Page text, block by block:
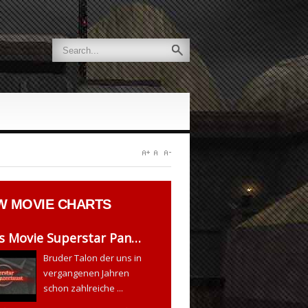
MOVIE CHARTS
Movie Superstar Pan…
Bruder Talon der uns in
vergangenen Jahren
schon zahlreiche ...